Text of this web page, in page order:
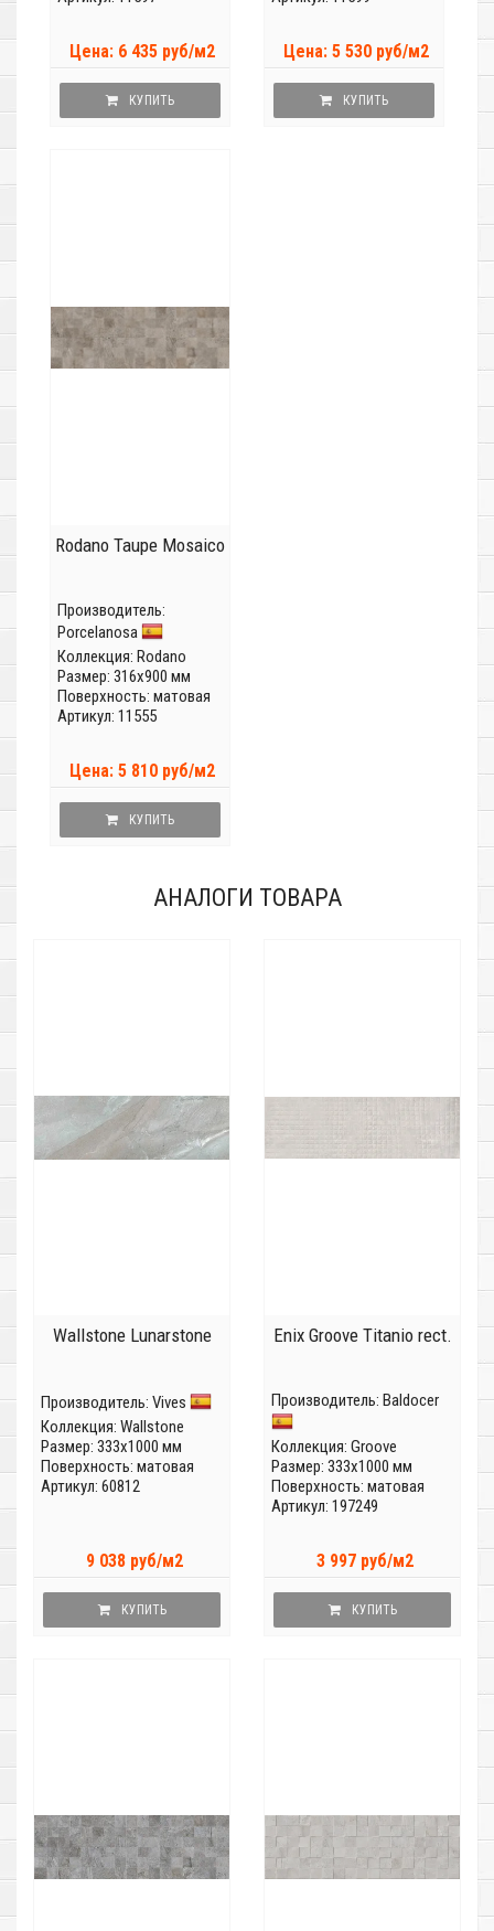
Цена: 6 435 руб/м2
КУПИТЬ
Цена: 5 530 руб/м2
КУПИТЬ
Rodano Taupe Mosaico
Производитель:
Porcelanosa
Коллекция: Rodano
Размер: 316x900 мм
Поверхность: матовая
Артикул: 11555
Цена: 5 810 руб/м2
КУПИТЬ
АНАЛОГИ ТОВАРА
Wallstone Lunarstone
Производитель: Vives
Коллекция: Wallstone
Размер: 333x1000 мм
Поверхность: матовая
Артикул: 60812
9 038 руб/м2
КУПИТЬ
Enix Groove Titanio rect.
Производитель: Baldocer
Коллекция: Groove
Размер: 333x1000 мм
Поверхность: матовая
Артикул: 197249
3 997 руб/м2
КУПИТЬ